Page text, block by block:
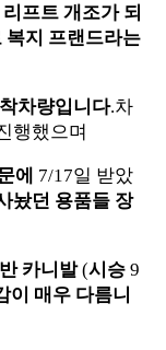
프트 개조가 되
복지 프랜드라는
차량입니다.차
행했으며
에 7/17일 받았
놨던 용품들 장
카니발(시승 9
이 매우 다름니